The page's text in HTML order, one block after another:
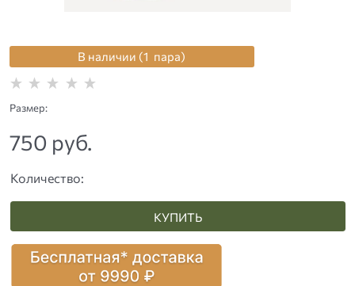
В наличии (1 пара)
Размер:
750 руб.
Количество:
КУПИТЬ